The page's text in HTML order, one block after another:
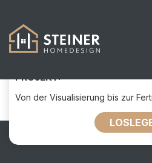
PROJEKT:
Von der Visualisierung bis zur